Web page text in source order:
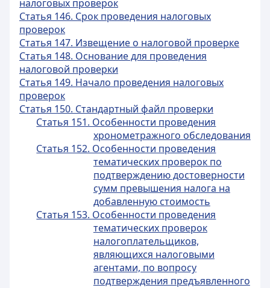
налоговых проверок
Статья 146. Срок проведения налоговых
проверок
Статья 147. Извещение о налоговой проверке
Статья 148. Основание для проведения
налоговой проверки
Статья 149. Начало проведения налоговых
проверок
Статья 150. Стандартный файл проверки
Статья 151. Особенности проведения
хронометражного обследования
Статья 152. Особенности проведения
тематических проверок по
подтверждению достоверности
сумм превышения налога на
добавленную стоимость
Статья 153. Особенности проведения
тематических проверок
налогоплательщиков,
являющихся налоговыми
агентами, по вопросу
подтверждения предъявленного